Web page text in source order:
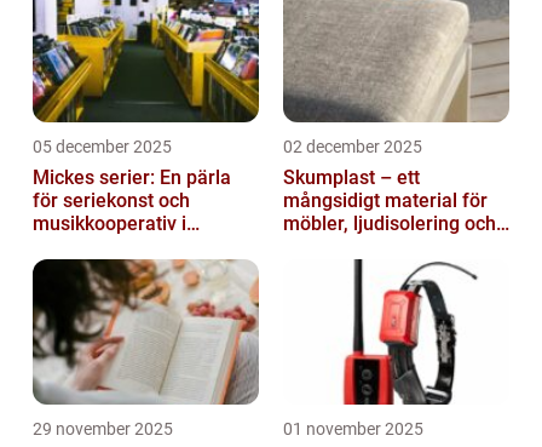
05 december 2025
Mickes serier: En pärla
för seriekonst och
musikkooperativ i
02 december 2025
Skumplast – ett
mångsidigt material för
möbler, ljudisolering och
29 november 2025 01 november 2025